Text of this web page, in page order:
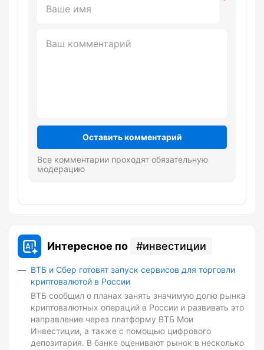
Оставить комментарий
Все комментарии проходят обязательную
модерацию
Интересное по инвестиции
ВТБ и Сбер готовят запуск сервисов для торговли
криптовалютой в России
ВТБ сообщил о планах занять значимую долю рынка
криптовалютных операций в России и развивать это
направление через платформу ВТБ Мои
Инвестиции, а также с помощью цифрового
депозитария. В банке оценивают рынок в несколько